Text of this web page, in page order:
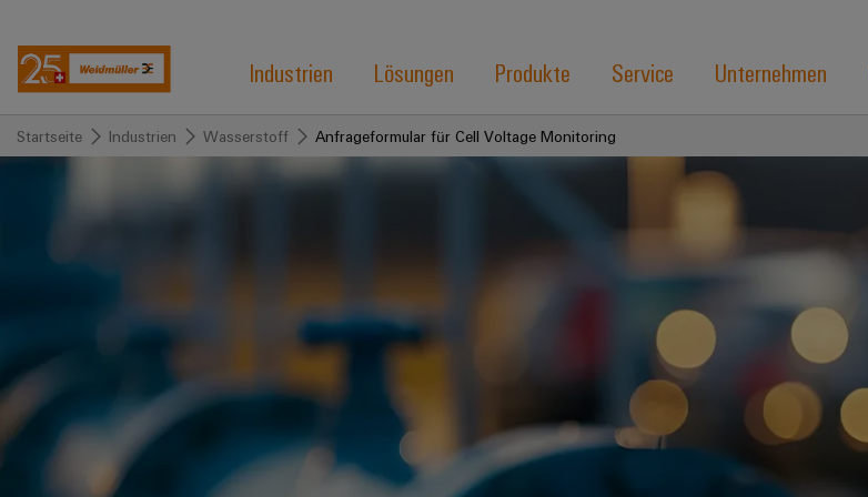
Industrien Lösungen Produkte Service Unternehmen
Startseite Industrien Wasserstoff Anfrageformular für Cell Voltage Monitoring